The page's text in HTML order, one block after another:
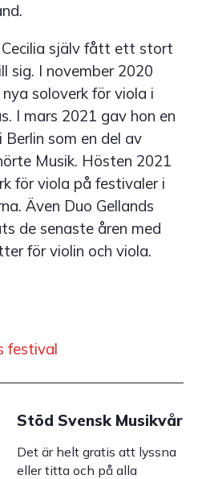
själv fått ett stort
sig. I november 2020
soloverk för viola i
I mars 2021 gav hon en
som en del av
Musik. Hösten 2021
för viola på festivaler i
Även Duo Gellands
de senaste åren med
för violin och viola.
festival
Stöd Svensk Musikvår
Det är helt gratis att lyssna
eller titta och på alla